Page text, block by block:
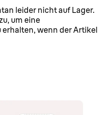
leider nicht auf Lager.
um eine
wenn der Artikel